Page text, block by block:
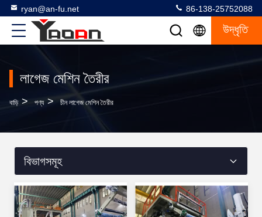
ryan@an-fu.net 86-138-25752088
উদ্ধৃতি
লাগেজ মেশিন তৈরীর
বাড়ি > পণ্য > চীন লাগেজ মেশিন তৈরীর
বিভাগসমূহ